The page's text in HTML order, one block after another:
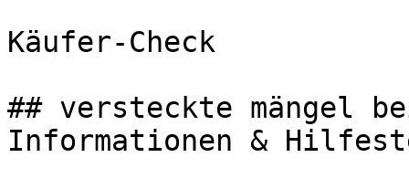
Käufer-Check
## versteckte mängel
Informationen &